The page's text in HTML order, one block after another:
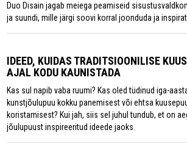
Duo Disain jagab meiega peamiseid
ja suundi, mille järgi soovi korral joonduda ja
IDEED, KUIDAS TRADITSIOONILISE
AJAL KODU KAUNISTADA
Kas sul napib vaba ruumi? Kas oled tüdinud iga-
kunstjõulupuu kokku panemisest või ehtsa
koristamisest? Kui jah, siis sel juhul tundub, et on
jõulupuust inspireeritud ideede jaoks.